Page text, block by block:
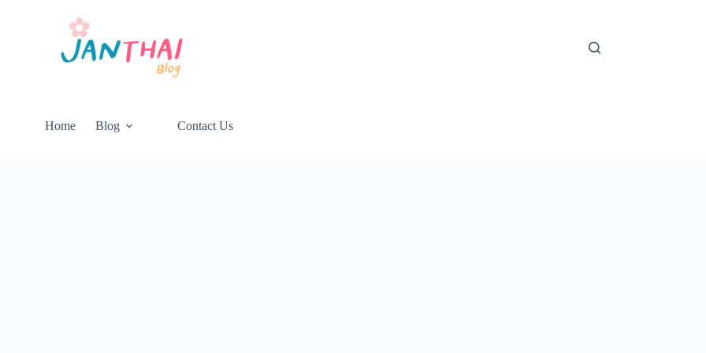
Home Blog Contact Us